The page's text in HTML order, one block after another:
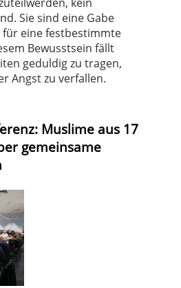
Sie sind eine Gabe
für eine festbestimmte
Bewusstsein fällt
geduldig zu tragen,
Angst zu verfallen.
Muslime aus 17
gemeinsame